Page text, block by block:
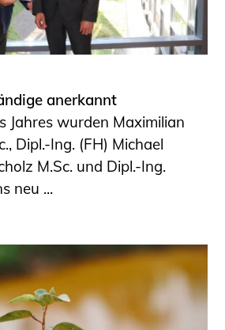
anerkannt
Jahres wurden Maximilian
Dipl.-Ing. (FH) Michael
M.Sc. und Dipl.-Ing.
neu ...